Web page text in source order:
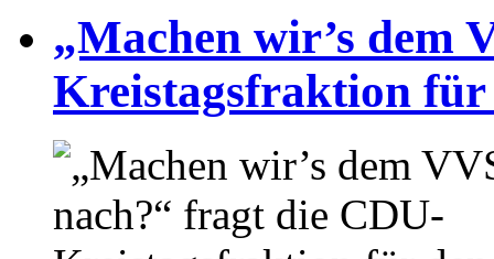
„Machen wir’s dem
Kreistagsfraktion für